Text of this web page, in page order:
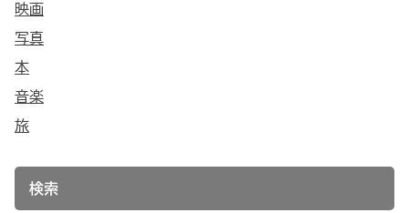
映画
写真
本
音楽
旅
検索